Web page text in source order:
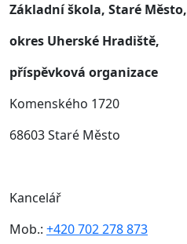
Základní škola, Staré Město,
okres Uherské Hradiště,
příspěvková organizace
Komenského 1720
68603 Staré Město
Kancelář
Mob.: +420 702 278 873